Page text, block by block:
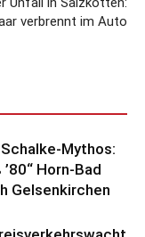
Unfall in Salzkotten:
Mythos:
Horn-Bad
Gelsenkirchen